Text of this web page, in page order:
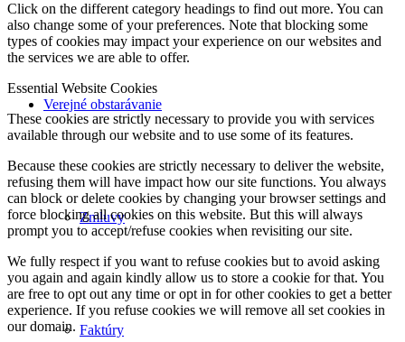
Verejné obstarávanie
Zmluvy
Faktúry
Click on the different category headings to find out more. You can
also change some of your preferences. Note that blocking some
types of cookies may impact your experience on our websites and
the services we are able to offer.
Essential Website Cookies
These cookies are strictly necessary to provide you with services
available through our website and to use some of its features.
Because these cookies are strictly necessary to deliver the website,
refusing them will have impact how our site functions. You always
can block or delete cookies by changing your browser settings and
force blocking all cookies on this website. But this will always
prompt you to accept/refuse cookies when revisiting our site.
We fully respect if you want to refuse cookies but to avoid asking
you again and again kindly allow us to store a cookie for that. You
are free to opt out any time or opt in for other cookies to get a better
experience. If you refuse cookies we will remove all set cookies in
our domain.